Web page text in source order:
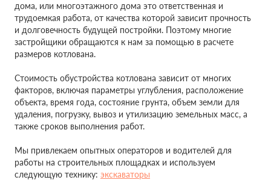
дома, или многоэтажного дома это ответственная и
трудоемкая работа, от качества которой зависит прочность
и долговечность будущей постройки. Поэтому многие
застройщики обращаются к нам за помощью в расчете
размеров котлована.
Стоимость обустройства котлована зависит от многих
факторов, включая параметры углубления, расположение
объекта, время года, состояние грунта, объем земли для
удаления, погрузку, вывоз и утилизацию земельных масс, а
также сроков выполнения работ.
Мы привлекаем опытных операторов и водителей для
работы на строительных площадках и используем
следующую технику: экскаваторы